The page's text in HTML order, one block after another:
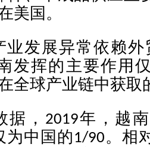
美国。
业发展异常依赖外
发挥的主要作用
全球产业链中获取
据，2019年，越
为中国的1/90。相